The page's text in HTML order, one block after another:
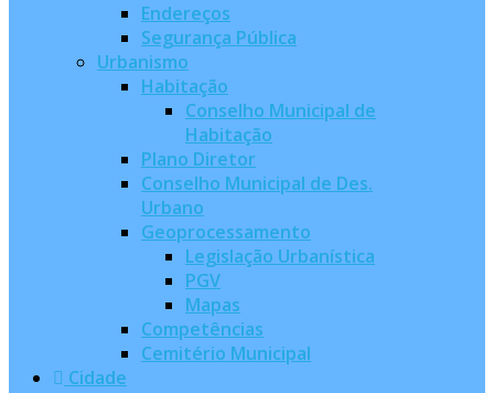
Endereços
Segurança Pública
Urbanismo
Habitação
Conselho Municipal de
Habitação
Plano Diretor
Conselho Municipal de Des.
Urbano
Geoprocessamento
Legislação Urbanística
PGV
Mapas
Competências
Cemitério Municipal
Cidade